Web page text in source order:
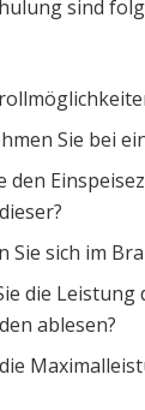
sind
Sie bei
den
Sie sich im
die Leistung
ablesen?